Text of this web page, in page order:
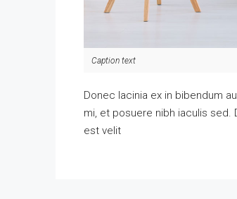
Caption text
Donec lacinia ex in bibendum
mi, et posuere nibh iaculis
est velit